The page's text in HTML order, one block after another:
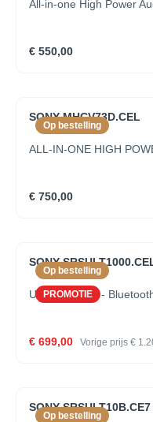
All-in-one High Power
€ 550,00
Op bestelling
SONY MHCV73D.CEL
ALL-IN-ONE HIGH
€ 750,00
Op bestelling
PROMOTIE
SONY
ULT Tower 10 -
€ 699,00 Vorige prijs €
Op bestelling
SONY